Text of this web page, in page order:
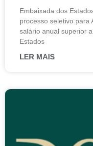
Embaixada dos
processo seletivo para
salário anual superior
Estados
LER MAIS